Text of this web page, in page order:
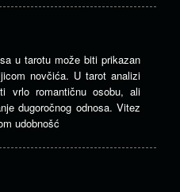
u tarotu može biti prikazan
novčića. U tarot analizi
vrlo romantičnu osobu, ali
dugoročnog odnosa. Vitez
udobnošć